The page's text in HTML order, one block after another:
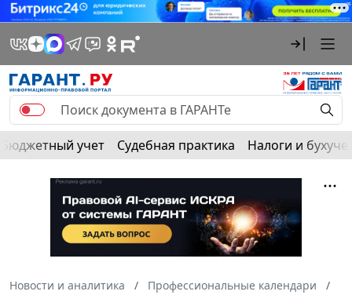
Бюджетный учет Судебная практика Налоги и
Новости и аналитика
Профессиональные календари